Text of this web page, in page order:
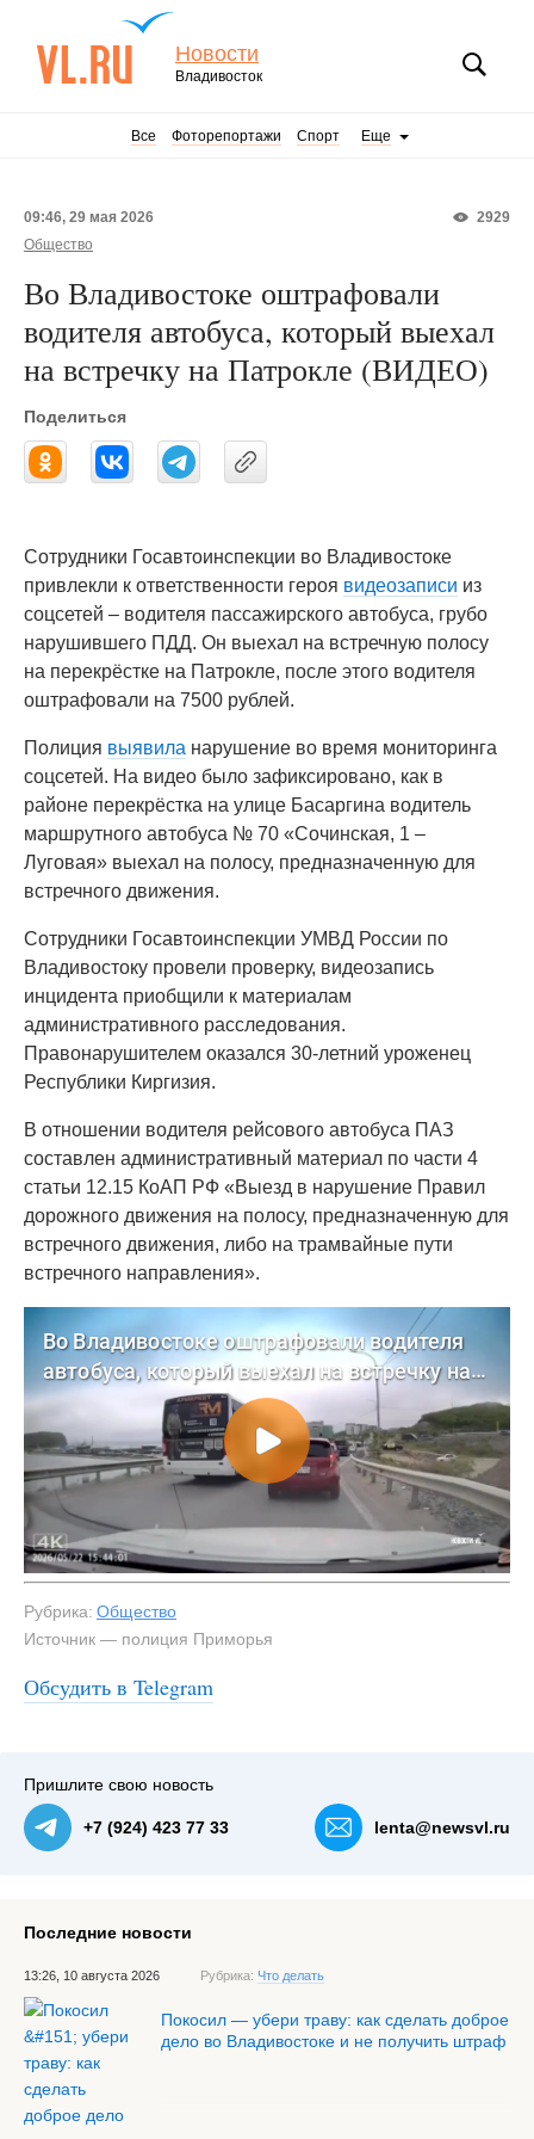
Новости
Владивосток
Все Фоторепортажи Спорт Еще
2929
09:46, 29 мая 2026
Общество
Во Владивостоке оштрафовали
водителя автобуса, который выехал
на встречку на Патрокле (ВИДЕО)
Поделиться
Сотрудники Госавтоинспекции во Владивостоке
привлекли к ответственности героя видеозаписи из
соцсетей – водителя пассажирского автобуса, грубо
нарушившего ПДД. Он выехал на встречную полосу
на перекрёстке на Патрокле, после этого водителя
оштрафовали на 7500 рублей.
Полиция выявила нарушение во время мониторинга
соцсетей. На видео было зафиксировано, как в
районе перекрёстка на улице Басаргина водитель
маршрутного автобуса № 70 «Сочинская, 1 –
Луговая» выехал на полосу, предназначенную для
встречного движения.
Сотрудники Госавтоинспекции УМВД России по
Владивостоку провели проверку, видеозапись
инцидента приобщили к материалам
административного расследования.
Правонарушителем оказался 30-летний уроженец
Республики Киргизия.
В отношении водителя рейсового автобуса ПАЗ
составлен административный материал по части 4
статьи 12.15 КоАП РФ «Выезд в нарушение Правил
дорожного движения на полосу, предназначенную для
встречного движения, либо на трамвайные пути
встречного направления».
Рубрика: Общество
Источник — полиция Приморья
Обсудить в Telegram
#1
Пришлите свою новость
+7 (924) 423 77 33 lenta@newsvl.ru
Последние новости
13:26, 10 августа 2026 Рубрика: Что делать
Покосил — убери траву: как сделать доброе
дело во Владивостоке и не получить штраф